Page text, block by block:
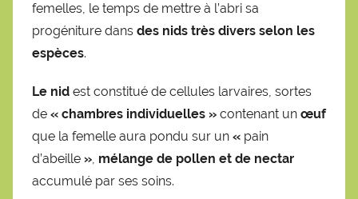
femelles, le temps de mettre à l’abri sa
progéniture dans des nids très divers selon les
espèces.
Le nid est constitué de cellules larvaires, sortes
de « chambres individuelles » contenant un œuf
que la femelle aura pondu sur un « pain
d’abeille », mélange de pollen et de nectar
accumulé par ses soins.